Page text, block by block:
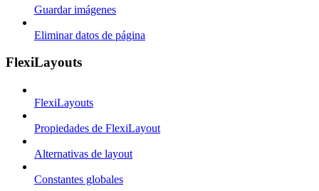
Guardar imágenes
Eliminar datos de página
FlexiLayouts
FlexiLayouts
Propiedades de FlexiLayout
Alternativas de layout
Constantes globales